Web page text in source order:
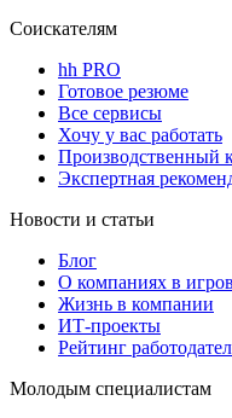
Соискателям
hh PRO
Готовое резюме
Все сервисы
Хочу у вас работать
Производственный
Экспертная
Новости и статьи
Блог
О компаниях в
Жизнь в компании
ИТ-проекты
Рейтинг
Молодым специалистам